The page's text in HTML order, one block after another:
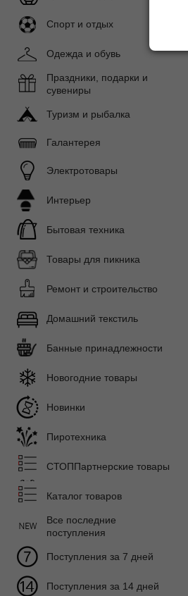
Спорт и отдых
Одежда и обувь
Праздники, подарки и
сувениры
Туризм и рыбалка
Галантерея
Электротовары
Интерьер
Бытовая техника
Товары для пикника
Ремонт и строительство
Домашний текстиль
Банные принадлежности
Новогодние товары
Новинки
Пиротехника
СТОППартнерские товары
Каталог товаров
Все последние
поступления
Поступления за 7 дней
Поступления за 14 дней